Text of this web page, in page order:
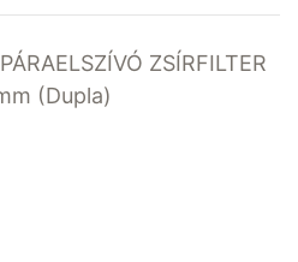
ZSÍRFILTER
(Dupla)